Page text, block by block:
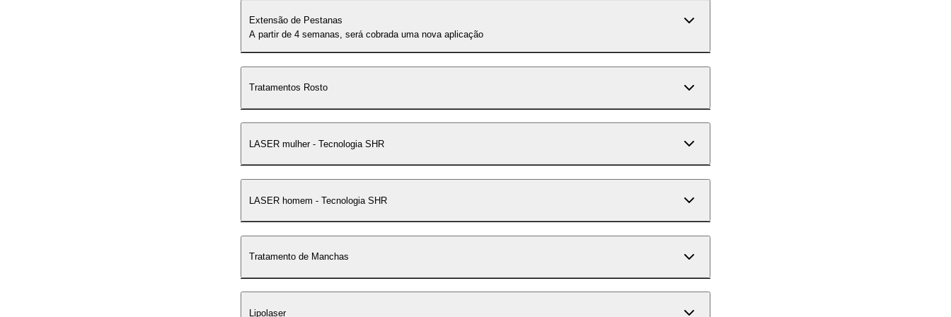
Extensão de Pestanas
A partir de 4 semanas, será cobrada uma nova aplicação
Tratamentos Rosto
LASER mulher - Tecnologia SHR
LASER homem - Tecnologia SHR
Tratamento de Manchas
Lipolaser